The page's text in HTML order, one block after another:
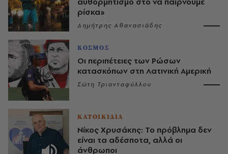
ρίσκα»
Δημήτρης Αθανασιάδης
ΚΟΣΜΟΣ
Οι περιπέτειες των Ρώσων
κατασκόπων στη Λατινική Αμερική
Σώτη Τριανταφύλλου
ΚΑΤΟΙΚΙΔΙΑ
Νίκος Χρυσάκης: Το πρόβλημα δεν
είναι τα αδέσποτα, αλλά οι
άνθρωποι